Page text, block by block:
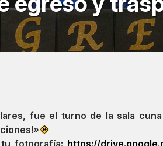
fue el turno de la sala
fotografía: https://